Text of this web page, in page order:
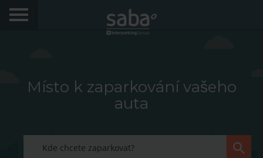
Rady
Místo k zaparkování vašeho
auta